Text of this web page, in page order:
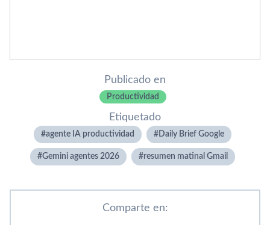
Publicado en
Productividad
Etiquetado
agente IA productividad Daily Brief Google
Gemini agentes 2026 resumen matinal Gmail
Comparte en: